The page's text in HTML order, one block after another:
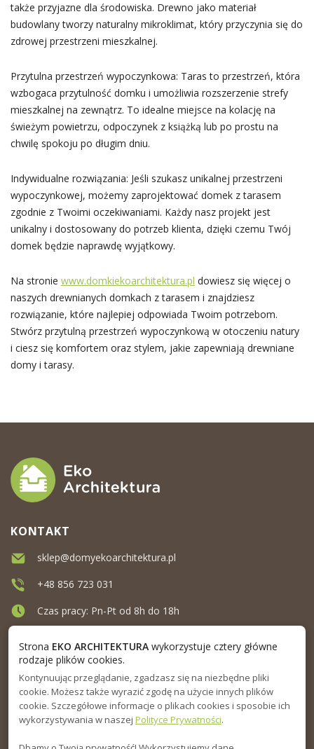
także przyjazne dla środowiska. Drewno jako materiał
budowlany tworzy naturalny mikroklimat, który przyczynia się do
zdrowej przestrzeni mieszkalnej.
Przytulna przestrzeń wypoczynkowa: Taras to przestrzeń, która
wzbogaca przytulność domku i umożliwia rozszerzenie strefy
mieszkalnej na zewnątrz. To idealne miejsce na kolację na
świeżym powietrzu, odpoczynek z książką lub po prostu na
chwilę spokoju po długim dniu.
Indywidualne rozwiązania: Jeśli szukasz unikalnej przestrzeni
wypoczynkowej, możemy zaprojektować domek z tarasem
zgodnie z Twoimi oczekiwaniami. Każdy nasz projekt jest
unikalny i dostosowany do potrzeb klienta, dzięki czemu Twój
domek będzie naprawdę wyjątkowy.
Na stronie www.domkiekoarchitektura.pl dowiesz się więcej o
naszych drewnianych domkach z tarasem i znajdziesz
rozwiązanie, które najlepiej odpowiada Twoim potrzebom.
Stwórz przytulną przestrzeń wypoczynkową w otoczeniu natury
i ciesz się komfortem oraz stylem, jakie zapewniają drewniane
domy i tarasy.
MENU
INFORMACJA
KONTAKT
sklep@domyekoarchitektura.pl
+48 856 723 031
Czas pracy: Pn-Pt od 8h do 18h
Strona EKO ARCHITEKTURAwykorzystuje cztery główne
rodzaje plików cookies.
Kontynuując przeglądanie, zgadzasz się na niezbędne pliki
cookie. Możesz także wyrazić zgodę na użycie innych plików
cookie. Szczegółowe informacje o plikach cookies i sposobie ich
wykorzystywania w naszej Polityce Prywatności.